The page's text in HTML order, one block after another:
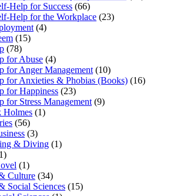
Help for Success (66)
Help for the Workplace (23)
(4)
(15)
(78)
for Abuse (4)
for Anger Management (10)
for Anxieties & Phobias (Books) (16)
for Happiness (23)
for Stress Management (9)
Holmes (1)
(56)
(3)
& Diving (1)
(1)
Culture (34)
Social Sciences (15)